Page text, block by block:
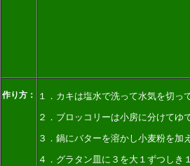
作り方：
１．カキは塩水で洗って水気を切
２．ブロッコリーは小房に分けてゆ
３．鍋にバターを溶かし小麦粉を
４．グラタン皿に３を大１ずつし